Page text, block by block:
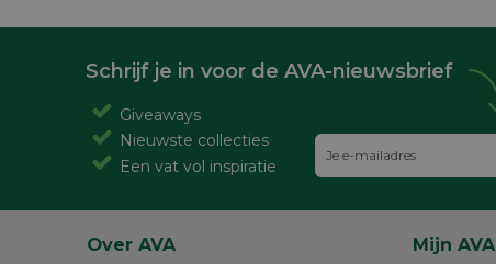
Schrijf je in voor de AVA-nieuwsbrief
Giveaways
Nieuwste collecties
Een vat vol inspiratie
Over AVA Mijn AVA